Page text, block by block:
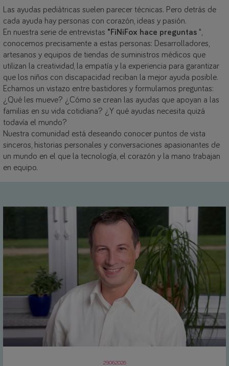
Las ayudas pediátricas suelen parecer técnicas. Pero detrás de
cada ayuda hay personas con corazón, ideas y pasión.
En nuestra serie de entrevistas "FiNiFox hace preguntas ",
conocemos precisamente a estas personas: Desarrolladores,
artesanos y equipos de tiendas de suministros médicos que
utilizan la creatividad, la empatía y la experiencia para garantizar
que los niños con discapacidad reciban la mejor ayuda posible.
Echamos un vistazo entre bastidores y formulamos preguntas:
¿Qué les mueve? ¿Cómo se crean las ayudas que apoyan a las
familias en su vida cotidiana? ¿Y qué ayudas necesita quizá
todavía el mundo?
Nuestra comunidad está deseando conocer puntos de vista
sinceros, historias personales y conversaciones apasionantes de
un mundo en el que la tecnología, el corazón y la mano trabajan
en equipo.
29.06.2026